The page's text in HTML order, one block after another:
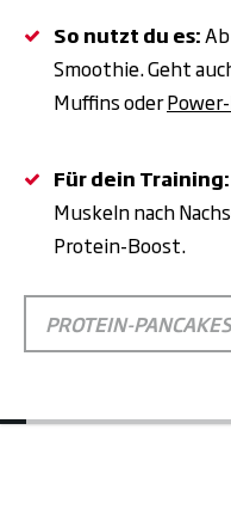
So nutzt du es:
Smoothie. Geht
Muffins oder
Für dein Training:
Muskeln nach
Protein-Boost.
PROTEIN-PANCAKES